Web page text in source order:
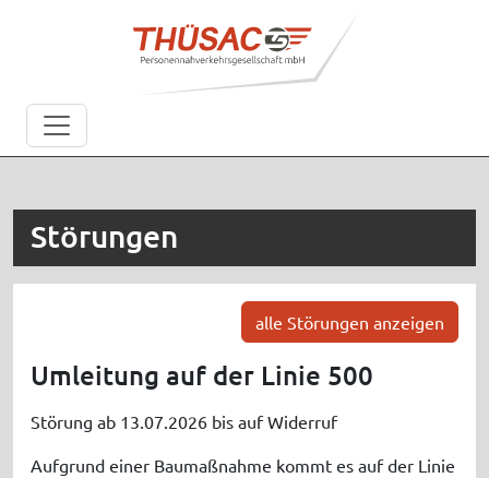
Störungen
alle Störungen anzeigen
Umleitung auf der Linie 500
Störung ab 13.07.2026 bis auf Widerruf
Aufgrund einer Baumaßnahme kommt es auf der Linie